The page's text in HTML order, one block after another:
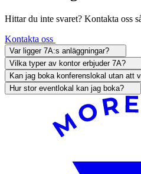
Hittar du inte svaret? Kontakta oss
Kontakta oss
Var ligger 7A:s anläggningar?
Vilka typer av kontor erbjuder 7A?
Kan jag boka konferenslokal utan att
Hur stor eventlokal kan jag boka?